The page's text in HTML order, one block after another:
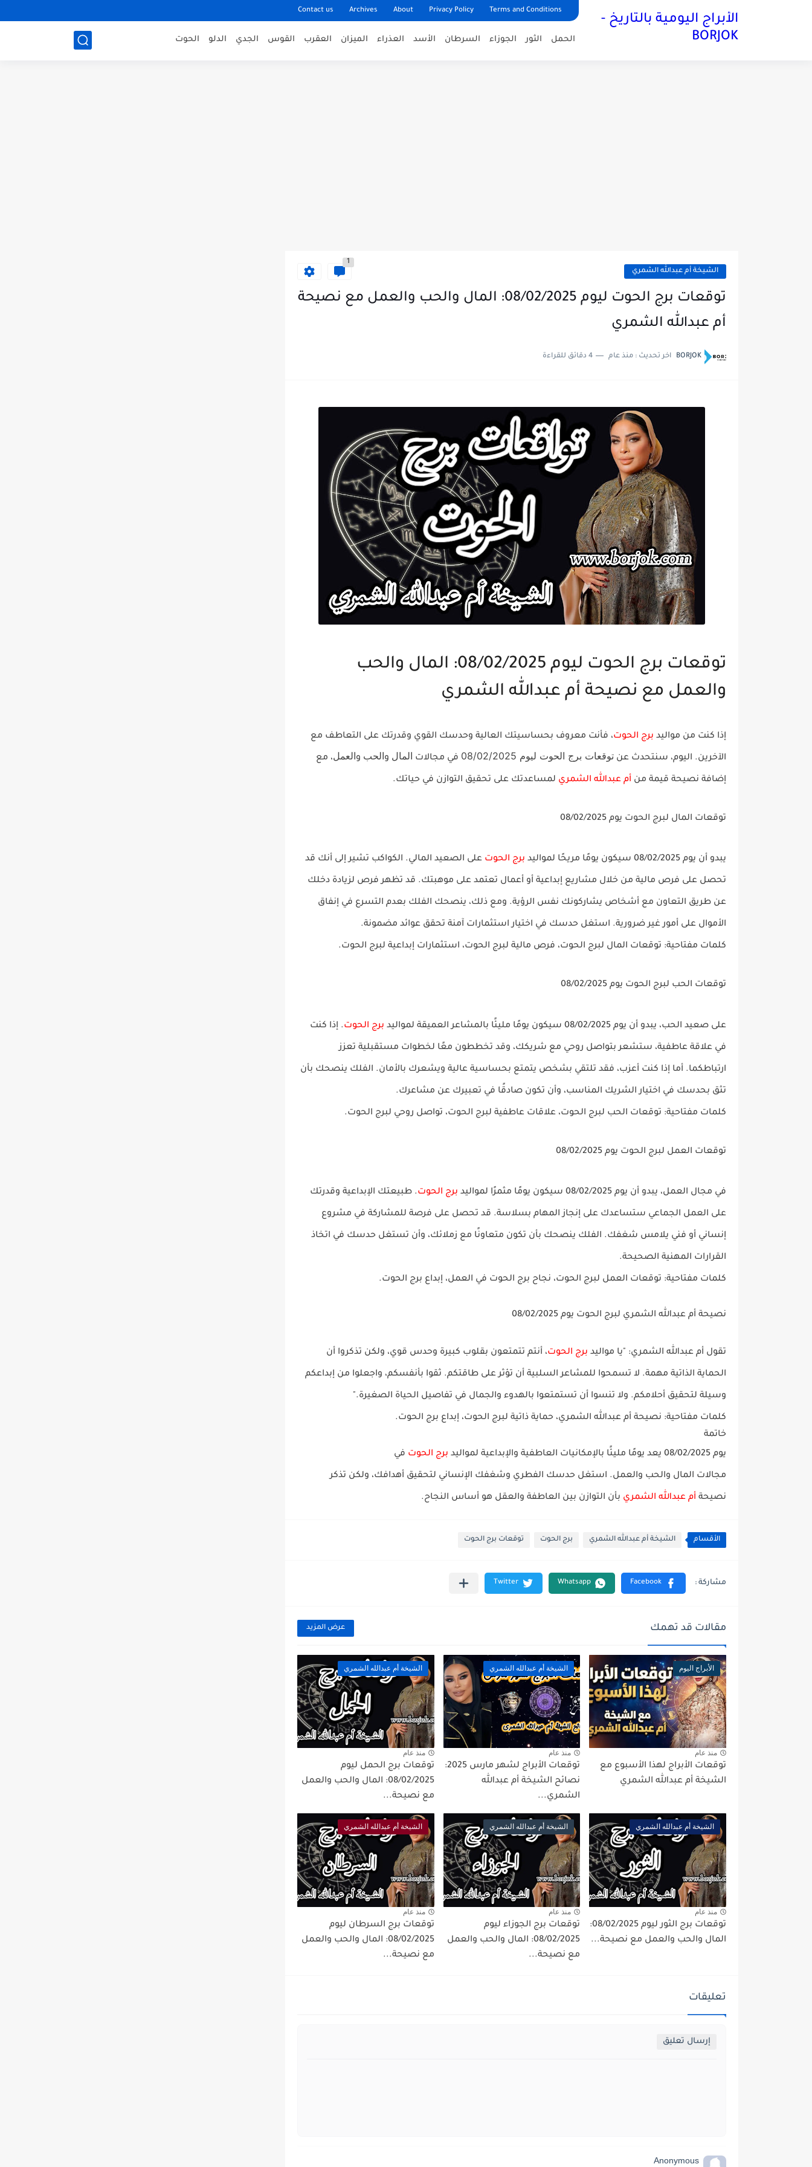
Terms and Conditions
Privacy Policy
About
Archives
Contact us
الأبراج اليومية بالتاريخ -
BORJOK
الحمل الثور الجوزاء السرطان الأسد العذراء الميزان العقرب القوس الجدي الدلو الحوت
الشيخة أم عبدالله الشمري
1
توقعات برج الحوت ليوم 08/02/2025: المال والحب والعمل مع نصيحة
أم عبدالله الشمري
BORJOK اخر تحديث : منذ عام 4 دقائق للقراءة
توقعات برج الحوت ليوم 08/02/2025: المال والحب
والعمل مع نصيحة أم عبدالله الشمري
إذا كنت من مواليد برج الحوت، فأنت معروف بحساسيتك العالية وحدسك القوي وقدرتك على التعاطف مع
الآخرين. اليوم، سنتحدث عن توقعات برج الحوت ليوم 08/02/2025 في مجالات المال والحب والعمل، مع
إضافة نصيحة قيمة من أم عبدالله الشمري لمساعدتك على تحقيق التوازن في حياتك.
توقعات المال لبرج الحوت يوم 08/02/2025
يبدو أن يوم 08/02/2025 سيكون يومًا مريحًا لمواليد برج الحوت على الصعيد المالي. الكواكب تشير إلى أنك قد
تحصل على فرص مالية من خلال مشاريع إبداعية أو أعمال تعتمد على موهبتك. قد تظهر فرص لزيادة دخلك
عن طريق التعاون مع أشخاص يشاركونك نفس الرؤية. ومع ذلك، ينصحك الفلك بعدم التسرع في إنفاق
الأموال على أمور غير ضرورية. استغل حدسك في اختياراستثمارات آمنة تحقق عوائد مضمونة.
كلمات مفتاحية: توقعات المال لبرج الحوت، فرص مالية لبرج الحوت، استثمارات إبداعية لبرج الحوت.
توقعات الحب لبرج الحوت يوم 08/02/2025
على صعيد الحب، يبدو أن يوم 08/02/2025 سيكون يومًا مليئًا بالمشاعر العميقة لمواليد برج الحوت. إذا كنت
في علاقة عاطفية، ستشعر بتواصل روحي مع شريكك، وقد تخططون معًا لخطوات مستقبلية تعزز
ارتباطكما. أما إذا كنت أعزب، فقد تلتقي بشخص يتمتع بحساسية عالية ويشعرك بالأمان. الفلك ينصحك بأن
تثق بحدسك في اختيار الشريك المناسب، وأن تكون صادقًا في تعبيرك عن مشاعرك.
كلمات مفتاحية: توقعات الحب لبرج الحوت، علاقات عاطفية لبرج الحوت، تواصل روحي لبرج الحوت.
توقعات العمل لبرج الحوت يوم 08/02/2025
في مجال العمل، يبدو أن يوم 08/02/2025 سيكون يومًا مثمرًا لمواليد برج الحوت. طبيعتك الإبداعية وقدرتك
على العمل الجماعي ستساعدك على إنجاز المهام بسلاسة. قد تحصل على فرصة للمشاركة في مشروع
إنساني أو فني يلامس شغفك. الفلك ينصحك بأن تكون متعاونًا مع زملائك، وأن تستغل حدسك في اتخاذ
القرارات المهنية الصحيحة.
كلمات مفتاحية: توقعات العمل لبرج الحوت، نجاح برج الحوت في العمل، إبداع برج الحوت.
نصيحة أم عبدالله الشمري لبرج الحوت يوم 08/02/2025
تقول أم عبدالله الشمري: "يا مواليد برج الحوت، أنتم تتمتعون بقلوب كبيرة وحدس قوي، ولكن تذكروا أن
الحماية الذاتية مهمة. لا تسمحوا للمشاعر السلبية أن تؤثر على طاقتكم. ثقوا بأنفسكم، واجعلوا من إبداعكم
وسيلة لتحقيق أحلامكم. ولا تنسوا أن تستمتعوا بالهدوء والجمال في تفاصيل الحياة الصغيرة."
كلمات مفتاحية: نصيحة أم عبدالله الشمري، حماية ذاتية لبرج الحوت، إبداع برج الحوت.
خاتمة
يوم 08/02/2025 يعد يومًا مليئًا بالإمكانيات العاطفية والإبداعية لمواليد
برج الحوت في
مجالات المال والحب والعمل. استغل حدسك الفطري وشغفك الإنساني لتحقيق أهدافك، ولكن تذكر
نصيحة أم عبدالله الشمري بأن التوازن بين العاطفة والعقل هو أساس النجاح.
الأقسام الشيخة أم عبدالله الشمري برج الحوت توقعات برج الحوت
مقالات قد تهمك عرض المزيد
الأبراج اليوم
منذ عام
توقعات الأبراج لهذا الأسبوع مع
الشيخة أم عبدالله الشمري
الشيخة أم عبدالله الشمري
منذ عام
توقعات الأبراج لشهر مارس 2025:
نصائح الشيخة أم عبدالله
الشمري...
الشيخة أم عبدالله الشمري
منذ عام
توقعات برج الحمل ليوم
08/02/2025: المال والحب والعمل
مع نصيحة...
الشيخة أم عبدالله الشمري
منذ عام
توقعات برج الثور ليوم 08/02/2025:
المال والحب والعمل مع نصيحة...
الشيخة أم عبدالله الشمري
منذ عام
توقعات برج الجوزاء ليوم
08/02/2025: المال والحب والعمل
مع نصيحة...
الشيخة أم عبدالله الشمري
منذ عام
توقعات برج السرطان ليوم
08/02/2025: المال والحب والعمل
مع نصيحة...
تعليقات
إرسال تعليق
Anonymous